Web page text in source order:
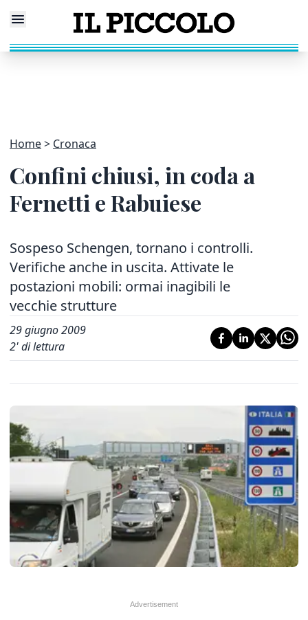
Home Cronaca
Confini chiusi, in coda a
Fernetti e Rabuiese
Sospeso Schengen, tornano i controlli.
Verifiche anche in uscita. Attivate le
postazioni mobili: ormai inagibili le
vecchie strutture
29 giugno 2009
2' di lettura